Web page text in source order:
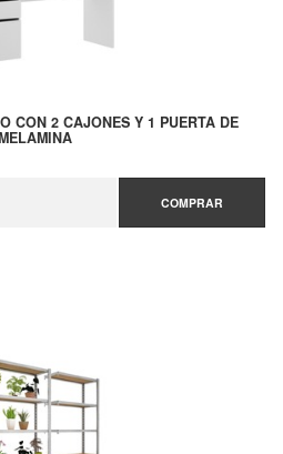
CON 2 CAJONES Y 1 PUERTA DE
COMPRAR